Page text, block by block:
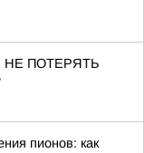
ПОТЕРЯТЬ
пионов: как